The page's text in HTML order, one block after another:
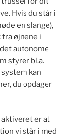
Hvis du står i
en slange),
øjnene i
autonome
styrer bl.a.
kan
du opdager
er at
vi står i med